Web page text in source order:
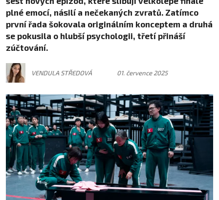
plné emocí, násilí a nečekaných zvratů. Zatímco
první řada šokovala originálním konceptem a druhá
se pokusila o hlubší psychologii, třetí přináší
zúčtování.
VENDULA STŘEDOVÁ 01. července 2025